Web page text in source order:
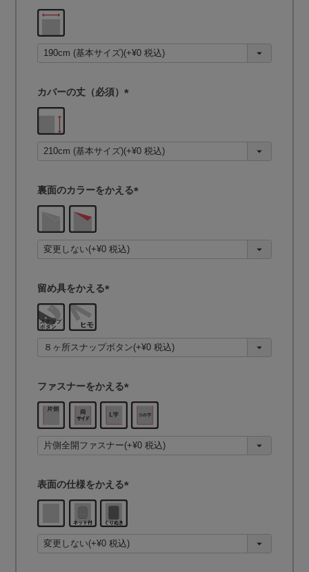
須
)
カバーの丈（必須）
須
)
裏面のカラーをかえる
須
)
留め具をかえる
須
)
ファスナーをかえる
(
須
)
表面の仕様をかえる
(
須
)